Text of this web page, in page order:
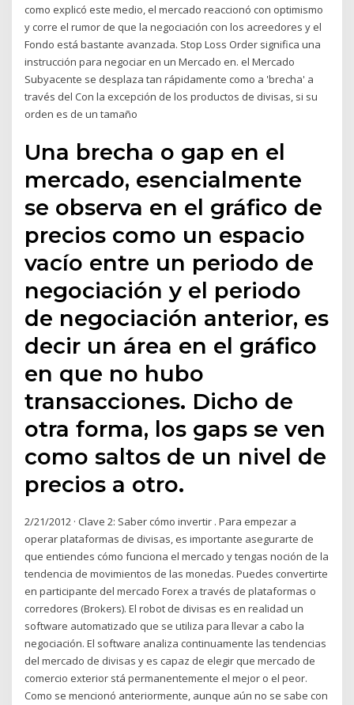
como explicó este medio, el mercado reaccionó con optimismo
y corre el rumor de que la negociación con los acreedores y el
Fondo está bastante avanzada. Stop Loss Order significa una
instrucción para negociar en un Mercado en. el Mercado
Subyacente se desplaza tan rápidamente como a 'brecha' a
través del Con la excepción de los productos de divisas, si su
orden es de un tamaño
Una brecha o gap en el
mercado, esencialmente
se observa en el gráfico de
precios como un espacio
vacío entre un periodo de
negociación y el periodo
de negociación anterior, es
decir un área en el gráfico
en que no hubo
transacciones. Dicho de
otra forma, los gaps se ven
como saltos de un nivel de
precios a otro.
2/21/2012 · Clave 2: Saber cómo invertir . Para empezar a
operar plataformas de divisas, es importante asegurarte de
que entiendes cómo funciona el mercado y tengas noción de la
tendencia de movimientos de las monedas. Puedes convertirte
en participante del mercado Forex a través de plataformas o
corredores (Brokers). El robot de divisas es en realidad un
software automatizado que se utiliza para llevar a cabo la
negociación. El software analiza continuamente las tendencias
del mercado de divisas y es capaz de elegir que mercado de
comercio exterior stá permanentemente el mejor o el peor.
Como se mencionó anteriormente, aunque aún no se sabe con